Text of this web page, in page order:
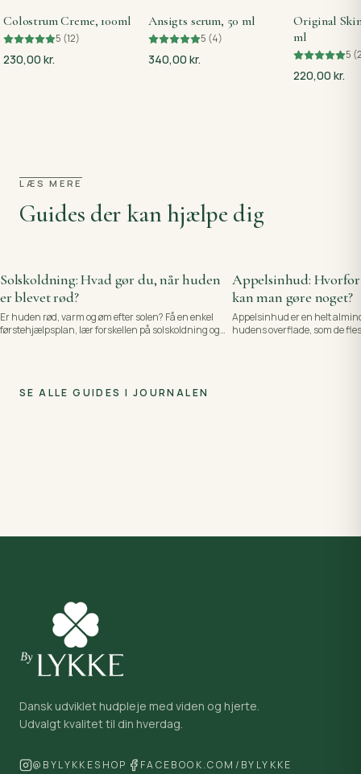
Colostrum Creme, 100ml
5 (12)
230,00 kr.
Ansigts serum, 50 ml
5 (4)
340,00 kr.
Original
ml
5 (
220,00 kr.
LÆS MERE
Guides der kan hjælpe dig
Solskoldning: Hvad gør du, når huden
er blevet rød?
Er huden rød, varm og øm efter solen? Få en enkel
førstehjælpsplan, lær forskellen på solskoldning og
Appelsinhud:
kan man gøre noget?
Appelsinhud er en helt
hudens overflade, som de
SE ALLE GUIDES I JOURNALEN
Dansk udviklet hudpleje med viden og hjerte.
Udvalgt kvalitet til din hverdag.
@BYLYKKESHOP FACEBOOK.COM/BYLYKKE